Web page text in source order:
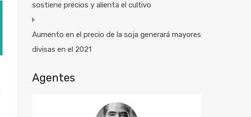
sostiene precios y alienta el cultivo
Aumento en el precio de la soja generará mayores
divisas en el 2021
Agentes